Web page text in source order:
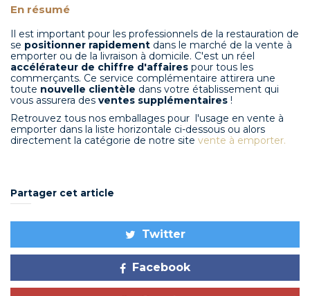
En résumé
Il est important pour les professionnels de la restauration de
se positionner rapidement dans le marché de la vente à
emporter ou de la livraison à domicile. C'est un réel
accélérateur de chiffre d'affaires pour tous les
commerçants. Ce service complémentaire attirera une
toute nouvelle clientèle dans votre établissement qui
vous assurera des ventes supplémentaires !
Retrouvez tous nos emballages pour l'usage en vente à
emporter dans la liste horizontale ci-dessous ou alors
directement la catégorie de notre site vente à emporter.
Partager cet article
Twitter
Facebook